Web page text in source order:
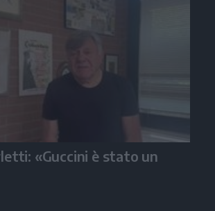
«Guccini è stato un